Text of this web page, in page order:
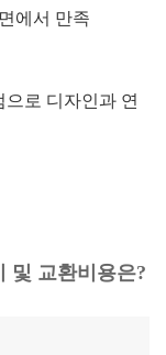
에서 만족
로 디자인과 연
및 교환비용은?